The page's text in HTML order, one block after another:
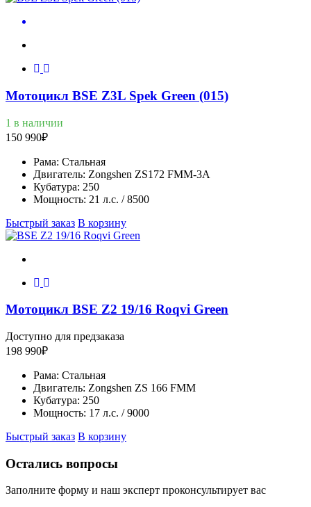
Мотоцикл BSE Z3L Spek Green (015)
1 в наличии
150 990₽
Рама: Стальная
Двигатель: Zongshen ZS172 FMM-3A
Кубатура: 250
Мощность: 21 л.с. / 8500
Быстрый заказ В корзину
Мотоцикл BSE Z2 19/16 Roqvi Green
Доступно для предзаказа
198 990₽
Рама: Стальная
Двигатель: Zongshen ZS 166 FMM
Кубатура: 250
Мощность: 17 л.с. / 9000
Быстрый заказ В корзину
Остались вопросы
Заполните форму и наш эксперт проконсультирует вас